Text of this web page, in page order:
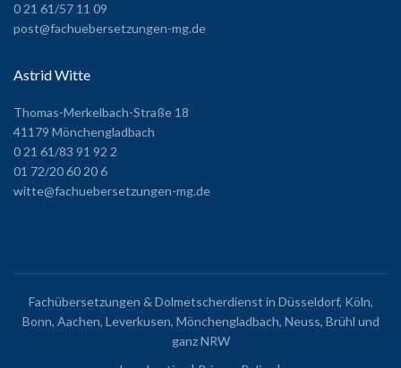
0 21 61/57 11 09
post@fachuebersetzungen-mg.de
Astrid Witte
Thomas-Merkelbach-Straße 18
41179 Mönchengladbach
0 21 61/83 91 92 2
01 72/20 60 20 6
witte@fachuebersetzungen-mg.de
Fachübersetzungen & Dolmetscherdienst in Düsseldorf, Köln,
Bonn, Aachen, Leverkusen, Mönchengladbach, Neuss, Brühl und
ganz NRW